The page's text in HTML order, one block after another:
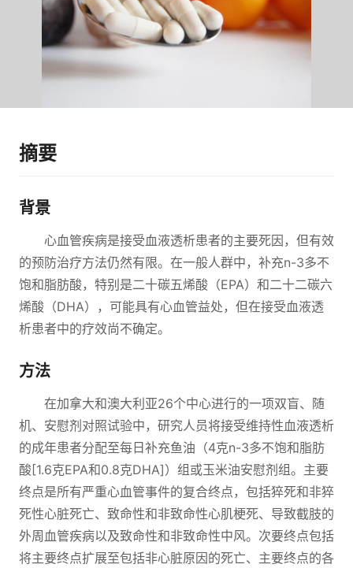
摘要
背景
心血管疾病是接受血液透析患者的主要死因，但有效
的预防治疗方法仍然有限。在一般人群中，补充n-3多不
饱和脂肪酸，特别是二十碳五烯酸（EPA）和二十二碳六
烯酸（DHA），可能具有心血管益处，但在接受血液透
析患者中的疗效尚不确定。
方法
在加拿大和澳大利亚26个中心进行的一项双盲、随
机、安慰剂对照试验中，研究人员将接受维持性血液透析
的成年患者分配至每日补充鱼油（4克n-3多不饱和脂肪
酸[1.6克EPA和0.8克DHA]）组或玉米油安慰剂组。主要
终点是所有严重心血管事件的复合终点，包括猝死和非猝
死性心脏死亡、致命性和非致命性心肌梗死、导致截肢的
外周血管疾病以及致命性和非致命性中风。次要终点包括
将主要终点扩展至包括非心脏原因的死亡、主要终点的各